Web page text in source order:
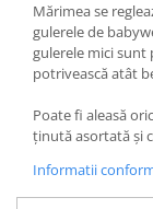
Mărimea se
gulerele de
gulerele mici sunt
potrivească atât
Poate fi aleasă
ținută asortată și
Informatii